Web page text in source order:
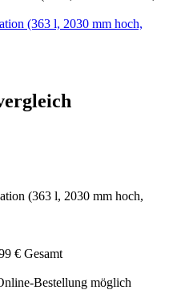
(363 l, 2030 mm hoch,
(363 l, 2030 mm hoch,
€ Gesamt
Bestellung möglich